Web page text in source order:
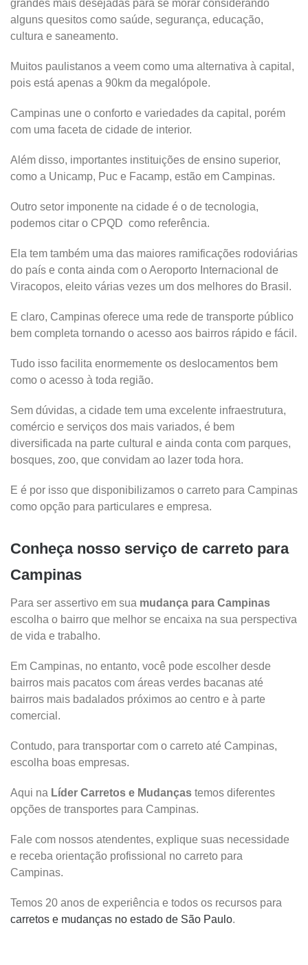
grandes mais desejadas para se morar considerando
alguns quesitos como saúde, segurança, educação,
cultura e saneamento.
Muitos paulistanos a veem como uma alternativa à capital,
pois está apenas a 90km da megalópole.
Campinas une o conforto e variedades da capital, porém
com uma faceta de cidade de interior.
Além disso, importantes instituições de ensino superior,
como a Unicamp, Puc e Facamp, estão em Campinas.
Outro setor imponente na cidade é o de tecnologia,
podemos citar o CPQD como referência.
Ela tem também uma das maiores ramificações rodoviárias
do país e conta ainda com o Aeroporto Internacional de
Viracopos, eleito várias vezes um dos melhores do Brasil.
E claro, Campinas oferece uma rede de transporte público
bem completa tornando o acesso aos bairros rápido e fácil.
Tudo isso facilita enormemente os deslocamentos bem
como o acesso à toda região.
Sem dúvidas, a cidade tem uma excelente infraestrutura,
comércio e serviços dos mais variados, é bem
diversificada na parte cultural e ainda conta com parques,
bosques, zoo, que convidam ao lazer toda hora.
E é por isso que disponibilizamos o carreto para Campinas
como opção para particulares e empresa.
Conheça nosso serviço de carreto para
Campinas
Para ser assertivo em sua mudança para Campinas
escolha o bairro que melhor se encaixa na sua perspectiva
de vida e trabalho.
Em Campinas, no entanto, você pode escolher desde
bairros mais pacatos com áreas verdes bacanas até
bairros mais badalados próximos ao centro e à parte
comercial.
Contudo, para transportar com o carreto até Campinas,
escolha boas empresas.
Aqui na Líder Carretos e Mudanças temos diferentes
opções de transportes para Campinas.
Fale com nossos atendentes, explique suas necessidade
e receba orientação profissional no carreto para
Campinas.
Temos 20 anos de experiência e todos os recursos para
carretos e mudanças no estado de São Paulo.